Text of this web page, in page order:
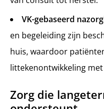
VK-gebaseerd
en begeleiding zijn
huis, waardoor
littekenontwikkeling
Zorg die